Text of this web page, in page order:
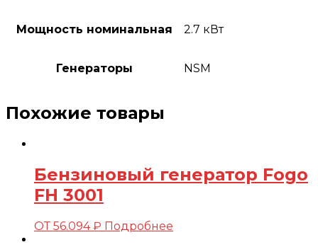
Мощность номинальная 2.7 кВт
Генераторы NSM
Похожие товары
Бензиновый генератор Fogo
FH 3001
ОТ 56.094₽ Подробнее